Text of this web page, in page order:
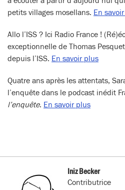
petits villages mosellans. En
Allo l’ISS ? Ici Radio France !
exceptionnelle de Thomas
depuis l’ISS. En savoir plus
Quatre ans après les attentats,
l’enquête dans le podcast inédit
l’enquête. En savoir plus
Iniz Becker
Contributrice